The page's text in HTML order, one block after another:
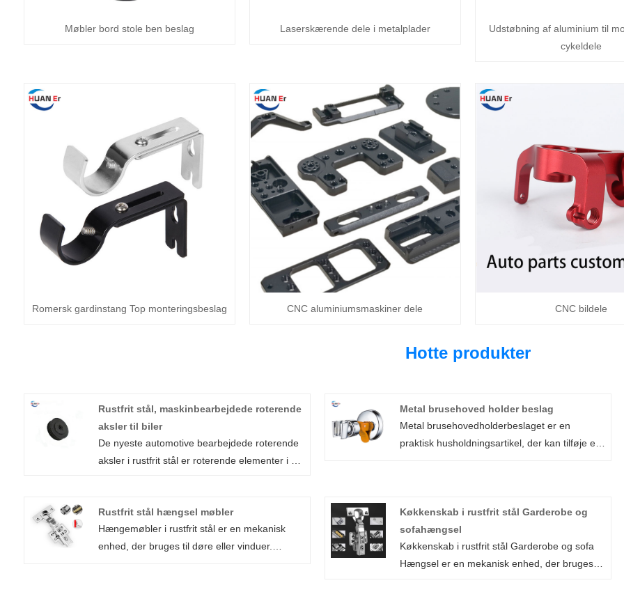
Møbler bord stole ben beslag Laserskærende dele i metalplader
Udstøbning af aluminium til
cykeldele
Romersk gardinstang Top monteringsbeslag CNC aluminiumsmaskiner dele CNC bildele
Hotte produkter
Rustfrit stål, maskinbearbejdede roterende
aksler til biler
De nyeste automotive bearbejdede roterende
aksler i rustfrit stål er roterende elementer i en
kombineret med lejer, aksler og dyvelstifter.
De højkvalitets rustfrit stål bearbejdede
roterende aksler fra Xiamen Huaner
Metal brusehoved holder beslag
Metal brusehovedholderbeslaget er en
praktisk husholdningsartikel, der kan tilføje et
væggen, hvilket giver en jævn strøm af vand
og gør badeværelset mere behageligt og
behageligt.
Rustfrit stål hængsel møbler
Hængemøbler i rustfrit stål er en mekanisk
enhed, der bruges til døre eller vinduer.
Køkkenskab i rustfrit stål Garderobe og
sofahængsel
Køkkenskab i rustfrit stål Garderobe og sofa
Hængsel er en mekanisk enhed, der bruges til